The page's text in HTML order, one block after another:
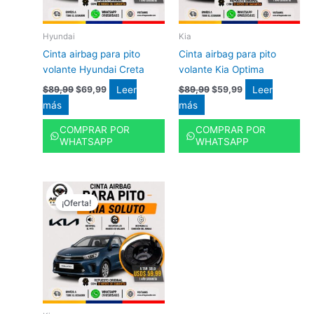
Hyundai
Cinta airbag para pito
volante Hyundai Creta
$89,99 $69,99
Leer
más
COMPRAR POR
WHATSAPP
Kia
Cinta airbag para pito
volante Kia Optima
$89,99 $59,99
Leer
más
COMPRAR POR
WHATSAPP
¡Oferta!
precio
original
era:
$89,99.
El
precio
actual
es:
$59,99.